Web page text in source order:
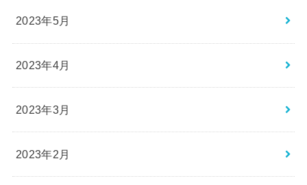
2023年5月
2023年4月
2023年3月
2023年2月